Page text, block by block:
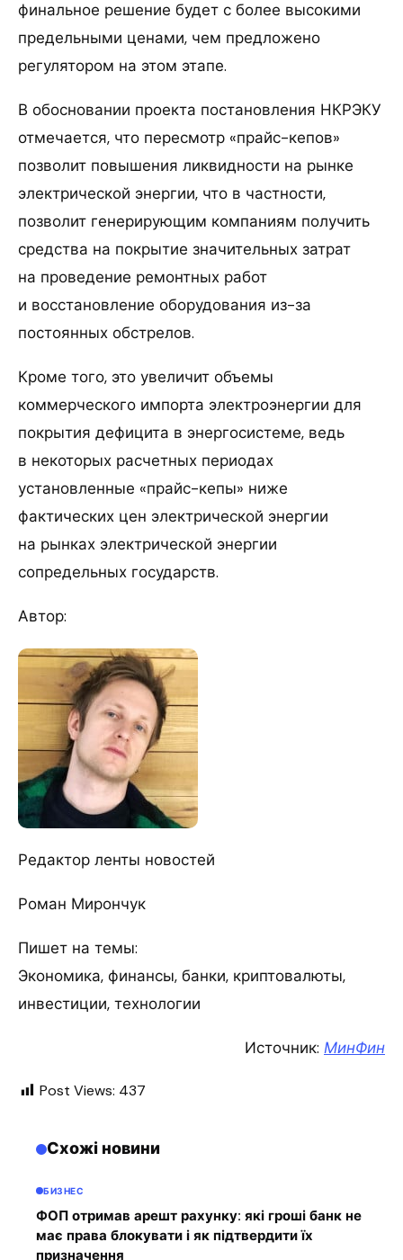
финальное решение будет с более высокими
предельными ценами, чем предложено
регулятором на этом этапе.
В обосновании проекта постановления НКРЭКУ
отмечается, что пересмотр «прайс-кепов»
позволит повышения ликвидности на рынке
электрической энергии, что в частности,
позволит генерирующим компаниям получить
средства на покрытие значительных затрат
на проведение ремонтных работ
и восстановление оборудования из-за
постоянных обстрелов.
Кроме того, это увеличит объемы
коммерческого импорта электроэнергии для
покрытия дефицита в энергосистеме, ведь
в некоторых расчетных периодах
установленные «прайс-кепы» ниже
фактических цен электрической энергии
на рынках электрической энергии
сопредельных государств.
Автор:
Редактор ленты новостей
Роман Мирончук
Пишет на темы:
Экономика, финансы, банки, криптовалюты,
инвестиции, технологии
Источник: МинФин
Post Views: 437
Схожі новини
БИЗНЕС
ФОП отримав арешт рахунку: які гроші банк не
має права блокувати і як підтвердити їх
призначення